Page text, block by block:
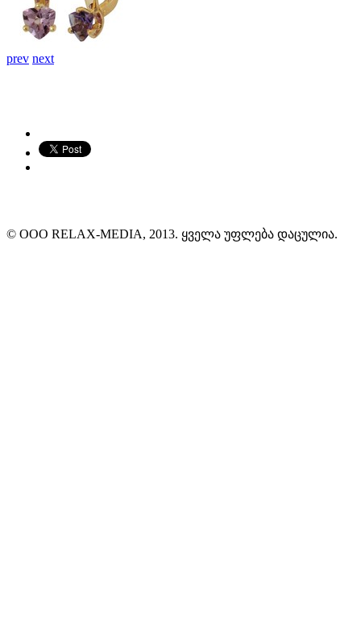
prev next
© ООО RELAX-MEDIA, 2013. ყველა უფლება დაცულია.